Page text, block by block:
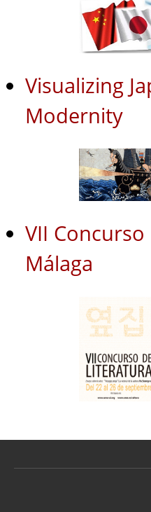
Visualizing
Modernity
VII
Málaga